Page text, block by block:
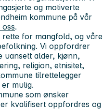
og motiverte
kommune på vår
.
for mangfold, og våre
Vi oppfordrer
uansett alder, kjønn,
religion, etnisitet,
tilrettelegger
mulig.
som ønsker
kvalifisert oppfordres og